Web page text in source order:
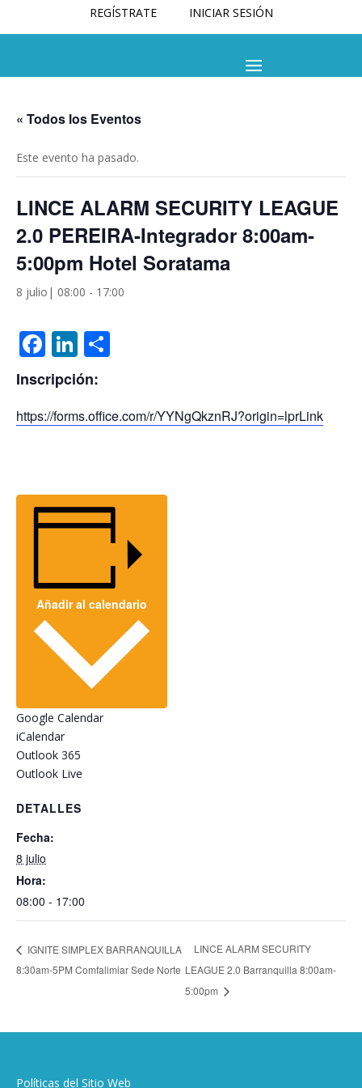
REGÍSTRATE INICIAR SESIÓN
« Todos los Eventos
Este evento ha pasado.
LINCE ALARM SECURITY LEAGUE
2.0 PEREIRA-Integrador 8:00am-
5:00pm Hotel Soratama
8 julio| 08:00 - 17:00
Facebook
LinkedIn
Inscripción:
https://forms.office.com/r/YYNgQkznRJ?origin=lprLink
Añadir al calendario
Google Calendar
iCalendar
Outlook 365
Outlook Live
DETALLES
Fecha:
8 julio
Hora:
08:00 - 17:00
IGNITE SIMPLEX BARRANQUILLA
8:30am-5PM Comfalimiar Sede Norte
LINCE ALARM SECURITY
LEAGUE 2.0 Barranquilla 8:00am-
5:00pm
Políticas del Sitio Web